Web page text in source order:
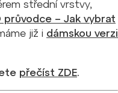
střední vrstvy,
průvodce – Jak vybrat
již i dámskou verzi
přečíst ZDE.